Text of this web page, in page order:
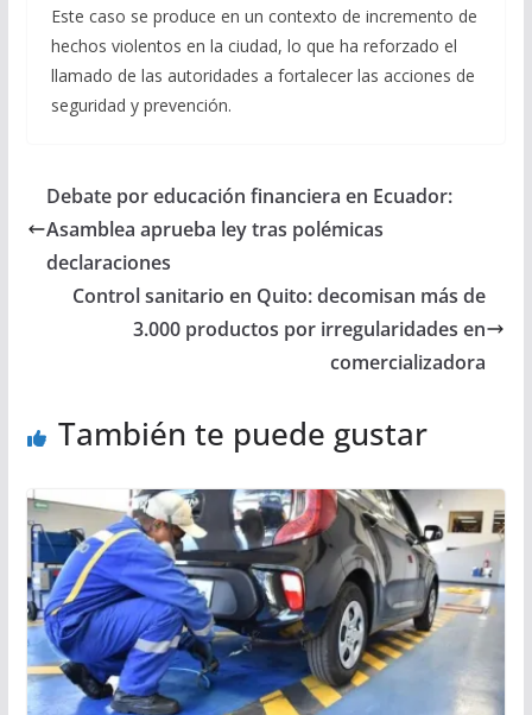
Este caso se produce en un contexto de incremento de
hechos violentos en la ciudad, lo que ha reforzado el
llamado de las autoridades a fortalecer las acciones de
seguridad y prevención.
Debate por educación financiera en Ecuador:
Asamblea aprueba ley tras polémicas
declaraciones
Control sanitario en Quito: decomisan más de
3.000 productos por irregularidades en
comercializadora
También te puede gustar